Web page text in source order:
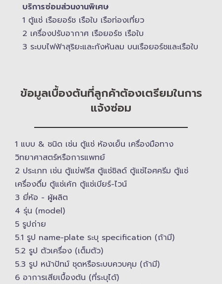
บริการซ่อมส่วนงานพิเศษ
1 ตู้แช่ เรือยอร์ช เรือใบ เรือท่องเที่ยว
2 เครื่องปรับอากาศ เรือยอร์ช เรือใบ
3 ระบบไฟฟ้าสุริยะและกังหันลม บนเรือยอร์ช​และเรือใบ
ข้อมูลเบื้องต้นที่ลูกค้าต้องเตรียมในการ
แจ้งซ่อม
1 แบบ & ​ชนิด เช่น ตู้แช่ ห้องเย็น เครื่องมือทาง
วิทยาศาสตร์​หรือการแพทย์
2 ประเภท เช่น ตู้แข่ฟรีส ตู้แช่ชิลด์ ตู้แช่ไอศครีม ตู้แช่
เครื่องดื่ม ตู้แช่เค้ก ตู้แช่เบียร์-ไวน์
3 ยี่ห้อ -​ ผู้ผลิต
4 รุ่น (model)
5 รูปถ่าย
5.1 รูป name-plate ระบุ specification (ถ้ามี)
5.2 รูป ตัวเครื่อง (เต็มตัว)
5.3 รูป หน้าปัทม์ ชุดหรือระบบควบคุม (ถ้ามี)​
6 อาการเสียเบื้องต้น (ที่ระบุได้)